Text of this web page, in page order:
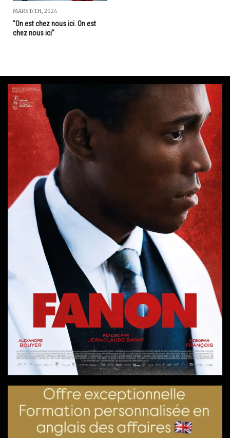
MARS 17TH, 2024
"On est chez nous ici. On est
chez nous ici"